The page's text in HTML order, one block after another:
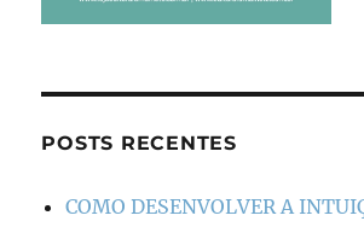
POSTS RECENTES
COMO DESENVOLVER A